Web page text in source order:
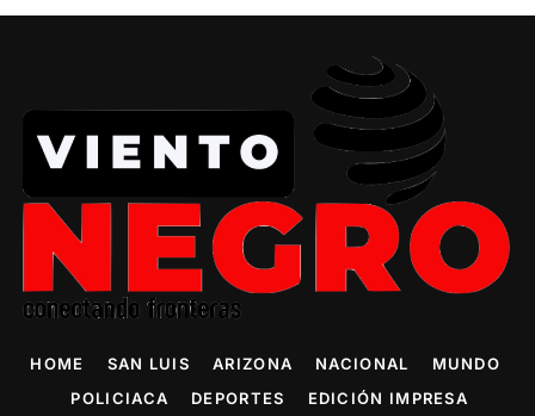
HOME SAN LUIS ARIZONA NACIONAL
MUNDO
POLICIACA
DEPORTES EDICIÓN IMPRESA